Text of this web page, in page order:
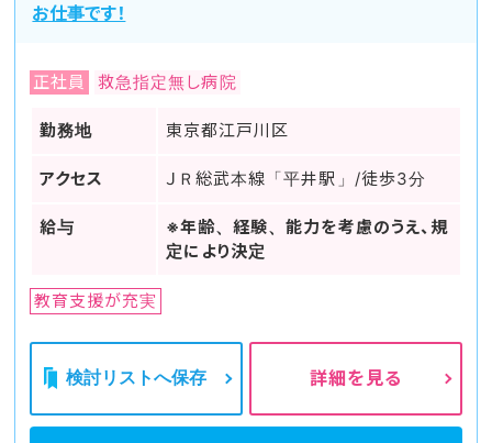
夕方に出勤し、まず日勤看護師との引き継ぎを行います。日中に
その後受け持ち患者さんへの巡回です。点滴の交換や体調の変
化などを確認していきます。それが終わると配膳や配薬なども
行なってきます。担当する患者さんによっては食事が自分では摂
取できない方もいるため食事介助が必要なケースがあります。
を行い就寝の準備に入ることが多いです。そして夜勤を行う看
交換など夜間中もケアが必要な患者に対し必要なサポートを
そして朝になると日勤を担当する看護師が出勤してくるので、
夜勤中の担当患者さんの体調や情報を引き継ぎ、勤務終了で
す。
ります。夜勤専従の看護師とはその名の通り夜勤のシフトを専
門で行う看護師のことです。体力的にはハードな面もあります
が、日勤の看護師と比較して少ない勤務日数で高い給与が得ら
れることがメリットです。
また、日中の時間帯を自由に使えることも夜勤専従の看護師な
お仕事です！
正社員 救急指定無し病院
勤務地 東京都江戸川区
アクセス ＪＲ総武本線「平井駅」/徒歩3分
給与
※年齢、経験、能力を考慮のうえ、規
定により決定
教育支援が充実
検討リストへ保存 詳細を見る